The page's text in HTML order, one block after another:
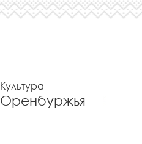
Культура
Оренбуржья